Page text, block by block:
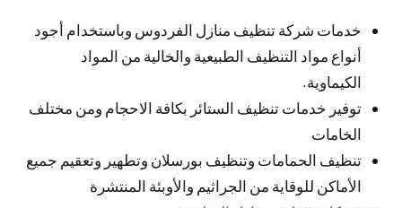
خدمات شركة تنظيف منازل الفردوس وباستخدام أجود
أنواع مواد التنظيف الطبيعية والخالية من المواد
الكيماوية.
توفير خدمات تنظيف الستائر بكافة الاحجام ومن مختلف
الخامات
تنظيف الحمامات وتنظيف بورسلان وتطهير وتعقيم جميع
الأماكن للوقاية من الجراثيم والأوبئة المنتشرة